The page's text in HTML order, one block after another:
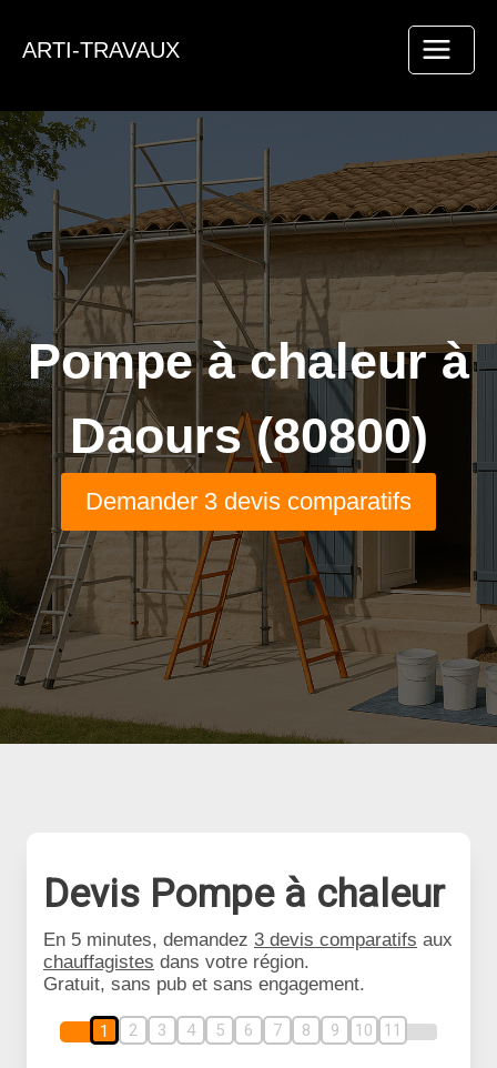
ARTI-TRAVAUX
Pompe à chaleur à
Daours (80800)
Demander 3 devis comparatifs
Devis Pompe à chaleur
En 5 minutes, demandez 3 devis comparatifs aux
chauffagistes dans votre région.
Gratuit, sans pub et sans engagement.
1 2 3 4 5 6 7 8 9 10 11